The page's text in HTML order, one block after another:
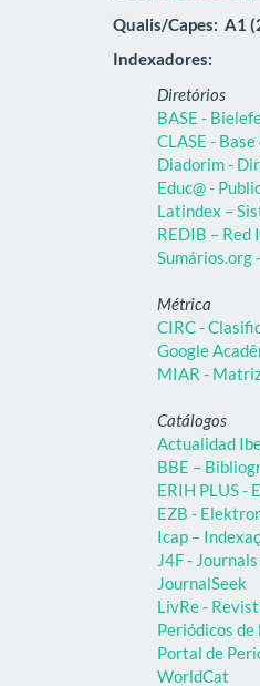
Qualis/Capes: A1
Indexadores:
Diretórios
BASE -
CLASE -
Diadorim -
Educ@ -
Latindex –
REDIB –
Sumários.org
Métrica
CIRC -
Google
MIAR -
Catálogos
Actualidad
BBE –
ERIH PLUS -
EZB -
Icap –
J4F -
JournalSeek
LivRe -
Periódicos de
Portal de
WorldCat